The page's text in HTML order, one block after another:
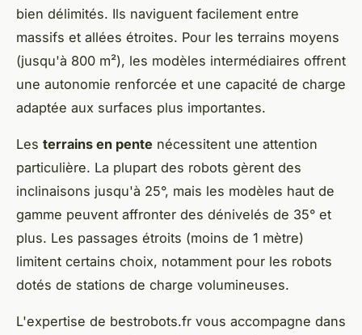
bien délimités. Ils naviguent facilement entre
massifs et allées étroites. Pour les terrains moyens
(jusqu'à 800 m²), les modèles intermédiaires offrent
une autonomie renforcée et une capacité de charge
adaptée aux surfaces plus importantes.
Les terrains en pente nécessitent une attention
particulière. La plupart des robots gèrent des
inclinaisons jusqu'à 25°, mais les modèles haut de
gamme peuvent affronter des dénivelés de 35° et
plus. Les passages étroits (moins de 1 mètre)
limitent certains choix, notamment pour les robots
dotés de stations de charge volumineuses.
L'expertise de bestrobots.fr vous accompagne dans